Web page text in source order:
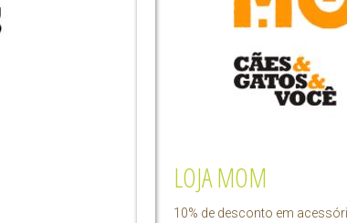
LOJA MOM
10% de desconto em